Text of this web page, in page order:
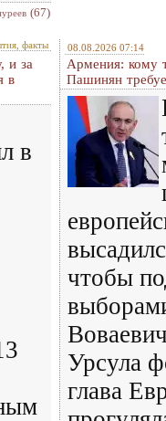
(67)
факты
и за
в
в
08.08.2026 07:14
Армения: кому
Пашинян
чтобы
Урсула
глава